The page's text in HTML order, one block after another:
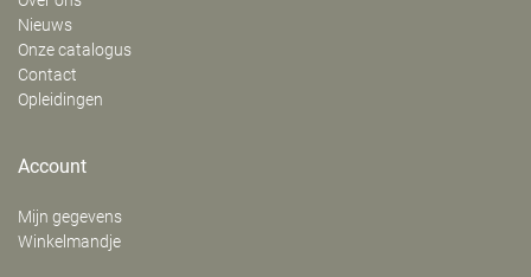
Nieuws
Onze catalogus
Contact
Opleidingen
Account
Mijn gegevens
Winkelmandje